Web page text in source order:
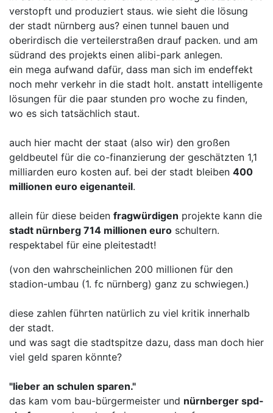
verstopft und produziert staus. wie sieht die lösung
der stadt nürnberg aus? einen tunnel bauen und
oberirdisch die verteilerstraßen drauf packen. und am
südrand des projekts einen alibi-park anlegen.
ein mega aufwand dafür, dass man sich im endeffekt
noch mehr verkehr in die stadt holt. anstatt intelligente
lösungen für die paar stunden pro woche zu finden,
wo es sich tatsächlich staut.
auch hier macht der staat (also wir) den großen
geldbeutel für die co-finanzierung der geschätzten 1,1
milliarden euro kosten auf. bei der stadt bleiben 400
millionen euro eigenanteil.
allein für diese beiden fragwürdigen projekte kann die
stadt nürnberg 714 millionen euro schultern.
respektabel für eine pleitestadt!
(von den wahrscheinlichen 200 millionen für den
stadion-umbau (1. fc nürnberg) ganz zu schwiegen.)
diese zahlen führten natürlich zu viel kritik innerhalb
der stadt.
und was sagt die stadtspitze dazu, dass man doch hier
viel geld sparen könnte?
"lieber an schulen sparen."
das kam vom bau-bürgermeister und nürnberger spd-